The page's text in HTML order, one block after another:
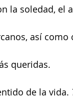
la soledad, el
así como
queridas.
de la vida.